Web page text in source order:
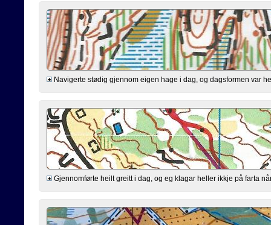
Navigerte stødig gjennom eigen hage i dag, og dagsformen var
Gjennomførte heilt greitt i dag, og eg klagar heller ikkje på farta